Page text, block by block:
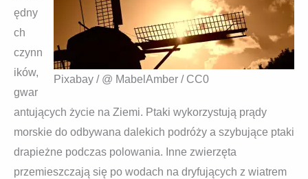
Pixabay / @ MabelAmber / CC0
ędny
ch
czynn
ików,
gwar
antujących życie na Ziemi. Ptaki wykorzystują prądy
morskie do odbywana dalekich podróży a szybujące ptaki
drapieżne podczas polowania. Inne zwierzęta
przemieszczają się po wodach na dryfujących z wiatrem